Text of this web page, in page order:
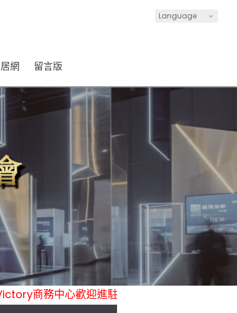
Language
網 留言版
務中心歡迎進駐 / 南投海盜村彩繪遊樂園歡